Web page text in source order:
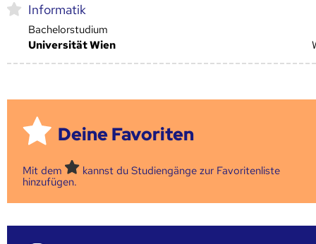
Informatik
Bachelorstudium
Universität Wien
Deine Favoriten
Mit dem
kannst du Studiengänge zur Favoritenliste
hinzufügen.